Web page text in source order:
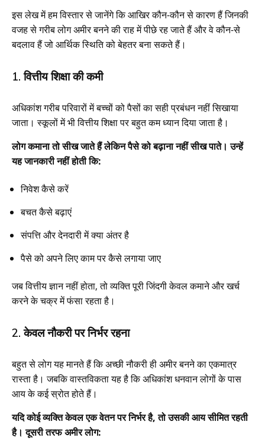
इस लेख में हम विस्तार से जानेंगे कि आखिर कौन-कौन से कारण हैं जिनकी
वजह से गरीब लोग अमीर बनने की राह में पीछे रह जाते हैं और वे कौन-से
बदलाव हैं जो आर्थिक स्थिति को बेहतर बना सकते हैं।
1. वित्तीय शिक्षा की कमी
अधिकांश गरीब परिवारों में बच्चों को पैसों का सही प्रबंधन नहीं सिखाया
जाता। स्कूलों में भी वित्तीय शिक्षा पर बहुत कम ध्यान दिया जाता है।
लोग कमाना तो सीख जाते हैं लेकिन पैसे को बढ़ाना नहीं सीख पाते। उन्हें
यह जानकारी नहीं होती कि:
निवेश कैसे करें
बचत कैसे बढ़ाएं
संपत्ति और देनदारी में क्या अंतर है
पैसे को अपने लिए काम पर कैसे लगाया जाए
जब वित्तीय ज्ञान नहीं होता, तो व्यक्ति पूरी जिंदगी केवल कमाने और खर्च
करने के चक्र में फंसा रहता है।
2. केवल नौकरी पर निर्भर रहना
बहुत से लोग यह मानते हैं कि अच्छी नौकरी ही अमीर बनने का एकमात्र
रास्ता है। जबकि वास्तविकता यह है कि अधिकांश धनवान लोगों के पास
आय के कई स्रोत होते हैं।
यदि कोई व्यक्ति केवल एक वेतन पर निर्भर है, तो उसकी आय सीमित रहती
है। दूसरी तरफ अमीर लोग: